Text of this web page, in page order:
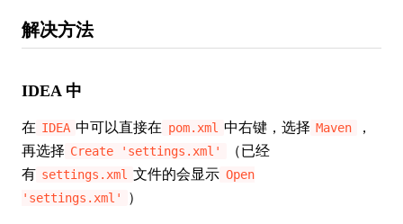
解决方法
IDEA 中
在 IDEA 中可以直接在 pom.xml 中右键，选择 Maven
，
再选择 Create 'settings.xml'
（已经
有 settings.xml 文件的会显示 Open
'settings.xml'
）